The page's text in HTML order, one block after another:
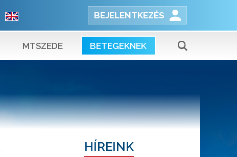
BEJELENTKEZÉS
MTSZEDE BETEGEKNEK
HÍREINK